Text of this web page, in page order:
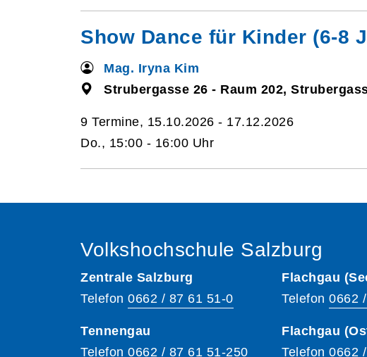
Show Dance für Kinder (6-8
Mag. Iryna Kim
Strubergasse 26 - Raum 202,
9 Termine, 15.10.2026 - 17.12.2026
Do., 15:00 - 16:00 Uhr
Volkshochschule Salzburg
Zentrale Salzburg
Telefon 0662 / 87 61 51-0
Tennengau
Telefon 0662 / 87 61 51-250
Flachgau
Telefon 0662
Flachgau
Telefon 0662